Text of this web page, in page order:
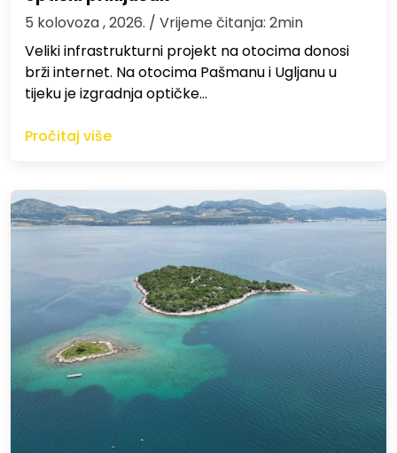
5 kolovoza , 2026. / Vrijeme čitanja: 2min
Veliki infrastrukturni projekt na otocima donosi
brži internet. Na otocima Pašmanu i Ugljanu u
tijeku je izgradnja optičke…
Pročitaj više